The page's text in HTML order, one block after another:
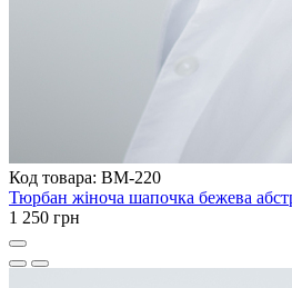
Код товара: BM-220
Тюрбан жіноча шапочка бежева
1 250 грн